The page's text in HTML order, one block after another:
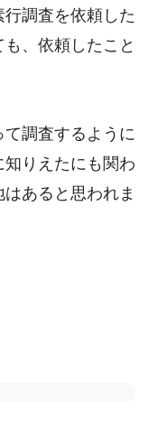
調査を依頼した
、依頼したこと
調査するように
りえたにも関わ
あると思われま